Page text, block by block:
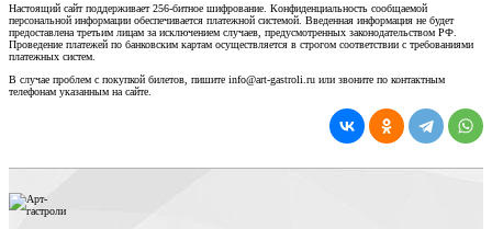
Настоящий сайт поддерживает 256-битное шифрование. Конфиденциальность сообщаемой
персональной информации обеспечивается платежной системой. Введенная информация не будет
предоставлена третьим лицам за исключением случаев, предусмотренных законодательством РФ.
Проведение платежей по банковским картам осуществляется в строгом соответствии с требованиями
платежных систем.
В случае проблем с покупкой билетов, пишите info@art-gastroli.ru или звоните по контактным
телефонам указанным на сайте.